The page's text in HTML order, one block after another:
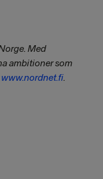
Med
ambitioner som
www.nordnet.fi.